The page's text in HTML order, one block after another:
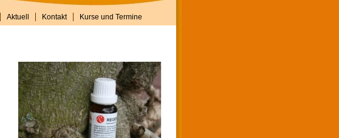
Aktuell Kontakt Kurse und Termine